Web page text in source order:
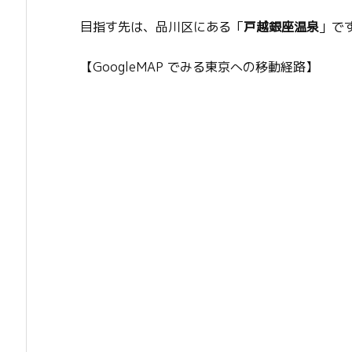
目指す先は、品川区にある「戸越銀座温泉 」で
【GoogleMAP でみる東京への移動経路】